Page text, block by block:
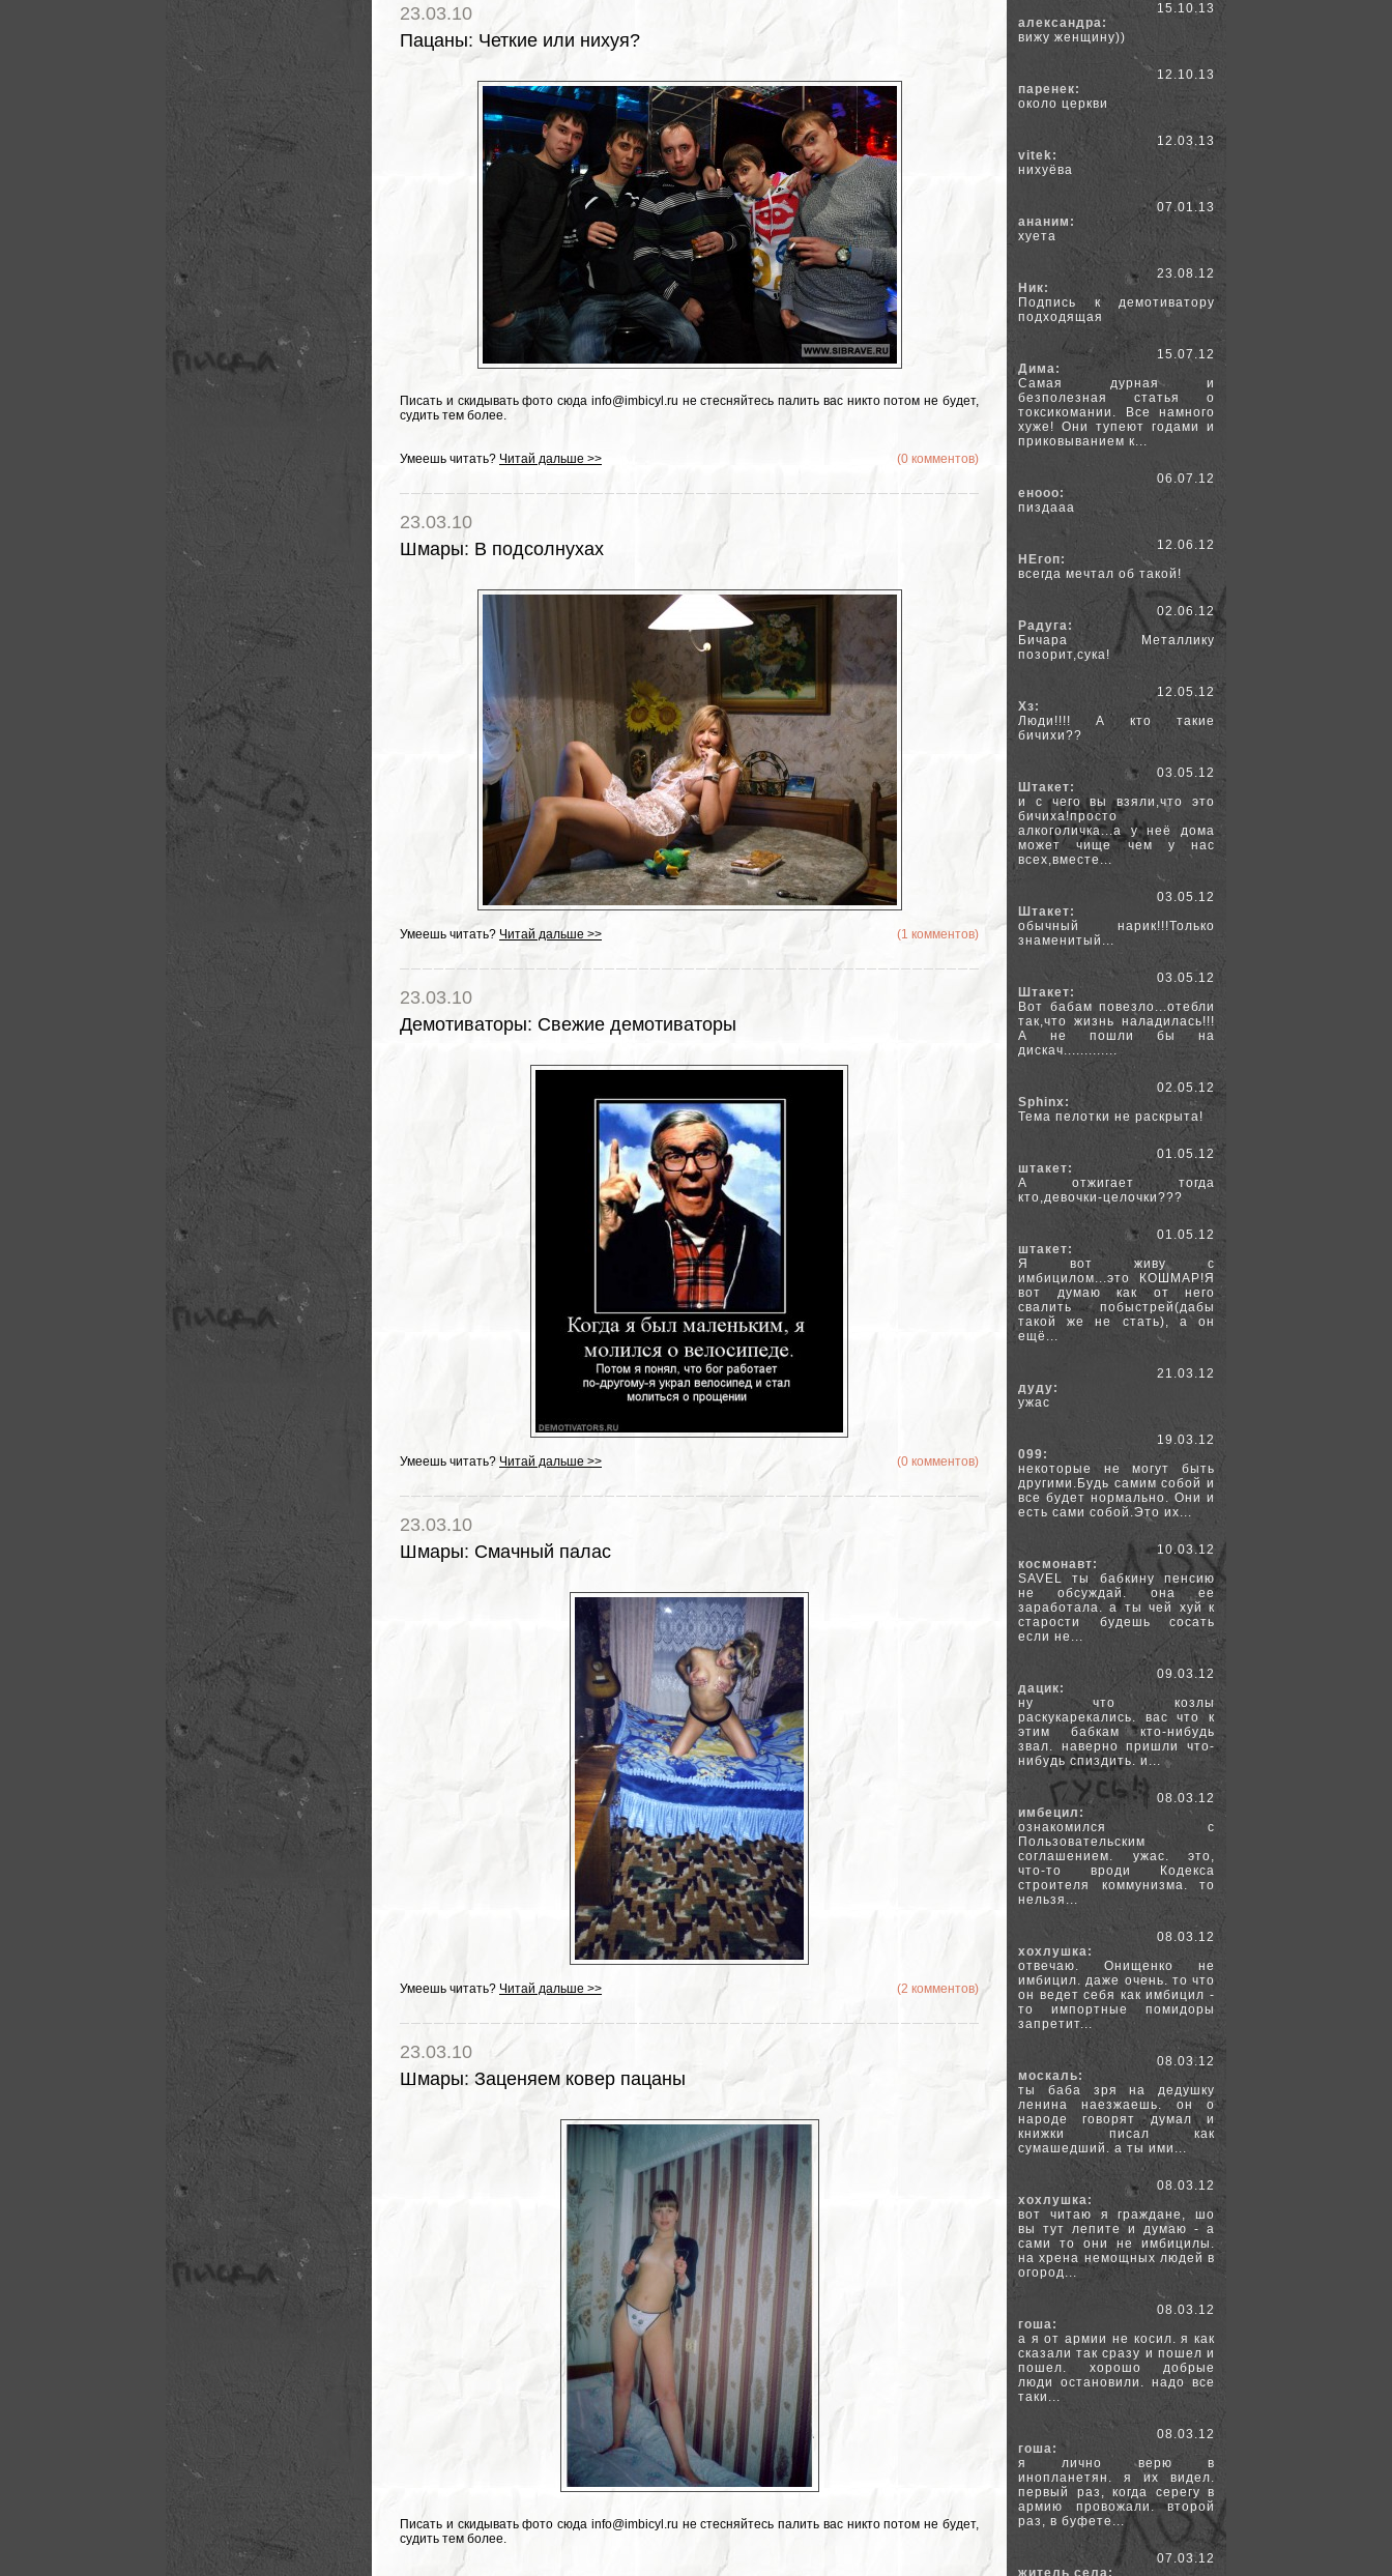
23.03.10
Пацаны: Четкие или нихуя?
Писать и скидывать фото сюда info@imbicyl.ru не стесняйтесь палить вас никто потом не будет,
судить тем более.
Умеешь читать? Читай дальше >> (0 комментов)
23.03.10
Шмары: В подсолнухах
Умеешь читать? Читай дальше >> (1 комментов)
23.03.10
Демотиваторы: Свежие демотиваторы
Умеешь читать? Читай дальше >> (0 комментов)
23.03.10
Шмары: Смачный палас
Умеешь читать? Читай дальше >> (2 комментов)
23.03.10
Шмары:Заценяем ковер пацаны
Писать и скидывать фото сюда info@imbicyl.ru не стесняйтесь палить вас никто потом не будет,
судить тем более.
15.10.13
александра:
вижу женщину))
12.10.13
паренек:
около церкви
12.03.13
vitek:
нихуёва
07.01.13
ананим:
хуета
23.08.12
Ник:
Подпись к демотиватору
подходящая
15.07.12
Дима:
Самая дурная и
безполезная статья о
токсикомании. Все намного
хуже! Они тупеют годами и
приковыванием к...
06.07.12
енооо:
пиздааа
12.06.12
НЕгоп:
всегда мечтал об такой!
02.06.12
Радуга:
Бичара Металлику
позорит,сука!
12.05.12
Хз:
Люди!!!! А кто такие
бичихи??
03.05.12
Штакет:
и с чего вы взяли,что это
бичиха!просто
алкоголичка...а у неё дома
может чище чем у нас
всех,вместе...
03.05.12
Штакет:
обычный нарик!!!Только
знаменитый...
03.05.12
Штакет:
Вот бабам повезло...отебли
так,что жизнь наладилась!!!
А не пошли бы на
дискач.............
02.05.12
Sphinx:
Тема пелотки не раскрыта!
01.05.12
штакет:
А отжигает тогда
кто,девочки-целочки???
01.05.12
штакет:
Я вот живу с
имбицилом...это КОШМАР!Я
вот думаю как от него
свалить побыстрей(дабы
такой же не стать), а он
ещё...
21.03.12
дуду:
ужас
19.03.12
099:
некоторые не могут быть
другими.Будь самим собой и
все будет нормально. Они и
есть сами собой.Это их...
10.03.12
космонавт:
SAVEL ты бабкину пенсию
не обсуждай. она ее
заработала. а ты чей хуй к
старости будешь сосать
если не...
09.03.12
дацик:
ну что козлы
раскукарекались. вас что к
этим бабкам кто-нибудь
звал. наверно пришли что-
нибудь спиздить. и...
08.03.12
имбецил:
ознакомился с
Пользовательским
соглашением. ужас. это,
что-то вроди Кодекса
строителя коммунизма. то
нельзя...
08.03.12
хохлушка:
отвечаю. Онищенко не
имбицил. даже очень. то что
он ведет себя как имбицил -
то импортные помидоры
запретит...
08.03.12
москаль:
ты баба зря на дедушку
ленина наезжаешь. он о
народе говорят думал и
книжки писал как
сумашедший. а ты ими...
08.03.12
хохлушка:
вот читаю я граждане, шо
вы тут лепите и думаю - а
сами то они не имбицилы.
на хрена немощных людей в
огород...
08.03.12
гоша:
а я от армии не косил. я как
сказали так сразу и пошел и
пошел. хорошо добрые
люди остановили. надо все
таки...
08.03.12
гоша:
я лично верю в
инопланетян. я их видел.
первый раз, когда серегу в
армию провожали. второй
раз, в буфете...
07.03.12
житель села: